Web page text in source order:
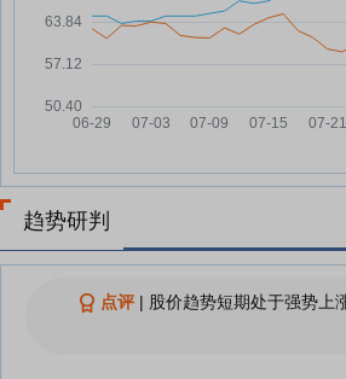
减亏
07-15
广济药业预计上半年减亏
07-14
计减亏
元至6600万元，同比减亏
07-14
查看更多
趋势研判
点评| 股价趋势短期处于强势上